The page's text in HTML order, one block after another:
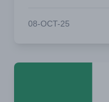
08-OCT-25